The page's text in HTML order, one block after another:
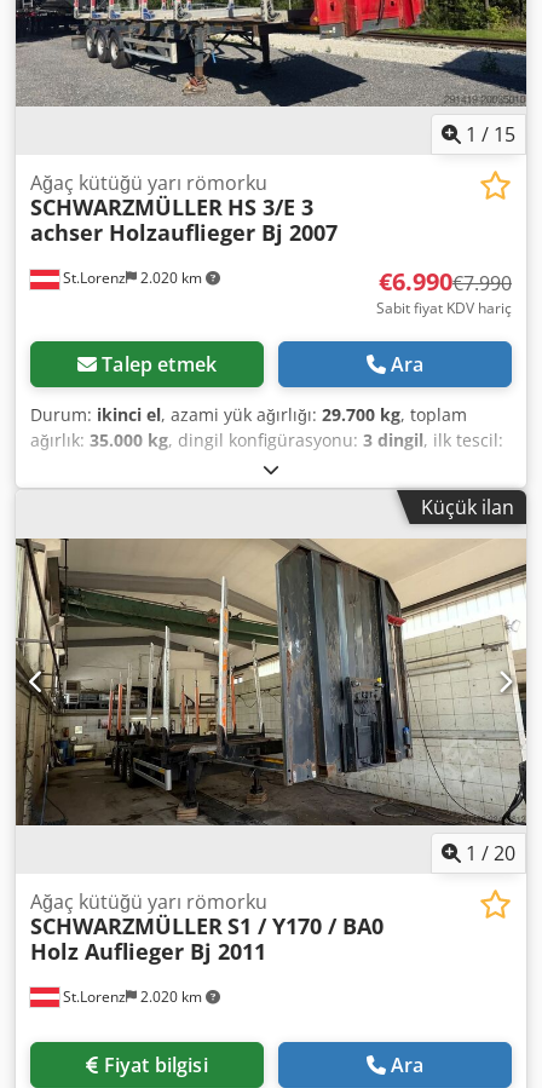
1 / 15
St.Lorenz 2.020 km
Ağaç kütüğü yarı römorku
SCHWARZMÜLLER HS 3/E 3
achser Holzauflieger Bj 2007
€6.990€7.990
Sabit fiyat KDV hariç
Talep etmek Ara
Durum: ikinci el, azami yük ağırlığı: 29.700 kg, toplam
ağırlık: 35.000 kg, dingil konfigürasyonu: 3 dingil, ilk tescil:
2.550 mm
4.000 mm, Tomruk yarı römorku Schwarzmüller 3 dingilli
O4 - Dorse Tip - Varyant/Sürüm: HS 3/E Şasi numarası:
VAVSAH3387H250852 12x kütük direği Boş ağırlık: 5.300 kg
Taşıma kapasitesi: 29.700 kg Crsdpfx Aboxdqrcszef Azami
toplam ağırlık: 35.000 kg Teknik olarak izin verilen Toplam
kütle: 38.000 kg Destek/Saddel yükü: 11.000 kg 1. dingil:
8.000 kg 2. dingil: 8.000 kg 3. dingil: 8.000 kg Lastik ölçüsü:
385/65 R22.5 160J İlk tescil tarihi: 19.07.2007 Net fiyat Tüm
bilgiler taahhütsüzdür Tel./WhatsApp:
Küçük ilan
1 /20
St.Lorenz 2.020 km
Ağaç kütüğü yarı römorku
SCHWARZMÜLLER S1 / Y170 / BA0
Holz Auflieger Bj 2011
Fiyat bilgisi Ara